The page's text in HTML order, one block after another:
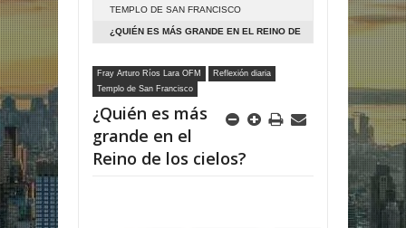
TEMPLO DE SAN FRANCISCO
¿QUIÉN ES MÁS GRANDE EN EL REINO DE
Fray Arturo Ríos Lara OFM
Reflexión diaria
Templo de San Francisco
¿Quién es más
grande en el
Reino de los cielos?